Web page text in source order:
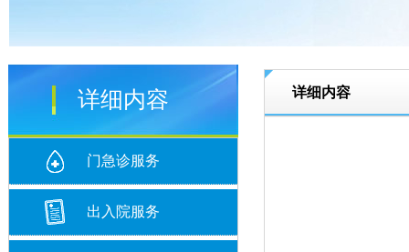
详细内容
门急诊服务
出入院服务
详细内容